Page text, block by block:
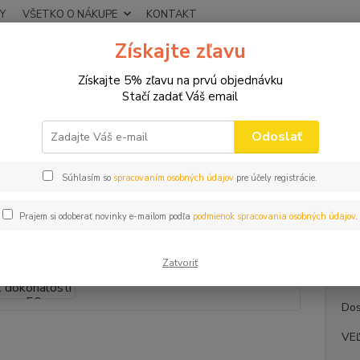
VŠETKO O NÁKUPE KONTAKT
VTIPNÉ TRIČKÁ DÁMSKE Dámske tričko Zrejem k dokonalosti 50
tričko Zrejem k dokonalosti
Získajte zľavu
Získajte 5% zľavu na prvú objednávku
Stačí zadať Váš email
Odoslať
Súhlasím so spracovaním osobných údajov pre účely registrácie.
Prajem si odoberať novinky e-mailom podľa podmienok spracovania osobných údajov.
Zatvoriť